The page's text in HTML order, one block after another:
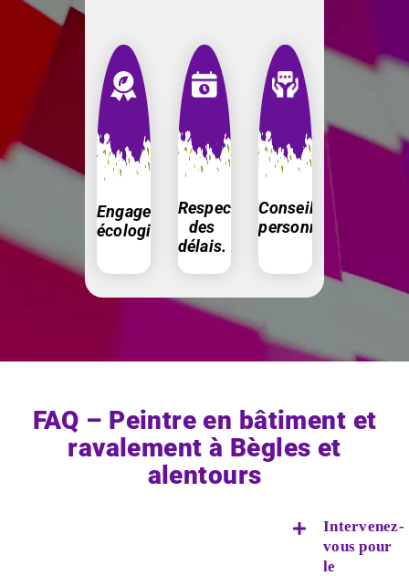
Engagement
écologique.
Respect
des
délais.
Conseils
personnalisés.
FAQ – Peintre en bâtiment et
ravalement à Bègles et
alentours
Intervenez-
vous pour
le